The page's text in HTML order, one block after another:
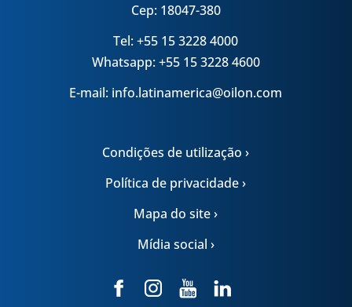
Cep: 18047-380
Tel: +55 15 3228 4000
Whatsapp: +55 15 3228 4600
E-mail: info.latinamerica@oilon.com
Condições de utilização ›
Política de privacidade ›
Mapa do site ›
Mídia social ›